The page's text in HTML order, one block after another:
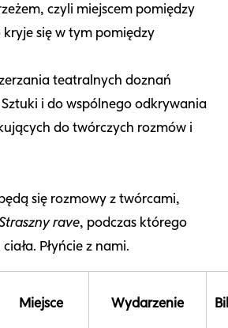
czyli miejscem pomiędzy
się w tym pomiędzy
teatralnych doznań
i do wspólnego odkrywania
do twórczych rozmów i
się rozmowy z twórcami,
rave, podczas którego
Płyńcie z nami.
Miejsce Wydarzenie